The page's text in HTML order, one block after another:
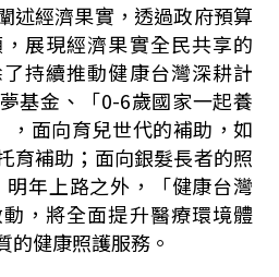
述經濟果實，透過政府預算
展現經濟果實全民共享的
了持續推動健康台灣深耕計
基金、「0-6歲國家一起養
，面向育兒世代的補助，如
育補助；面向銀髮長者的照
年上路之外，「健康台灣
，將全面提升醫療環境體
的健康照護服務。